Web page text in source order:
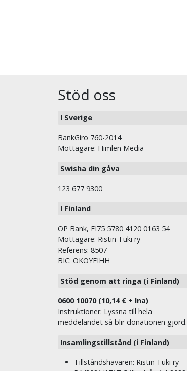
Stöd oss
I Sverige
BankGiro 760-2014
Mottagare: Himlen Media
Swisha din gåva
123 677 9300
I Finland
OP Bank, FI75 5780 4120 0163 54
Mottagare: Ristin Tuki ry
Referens: 8507
BIC: OKOYFIHH
Stöd genom att ringa (i Finland)
0600 10070 (10,14 € + lna)
Instruktioner: Lyssna till hela
meddelandet så blir donationen gjord.
Insamlingstillstånd (i Finland)
Tillståndshavaren: Ristin Tuki ry